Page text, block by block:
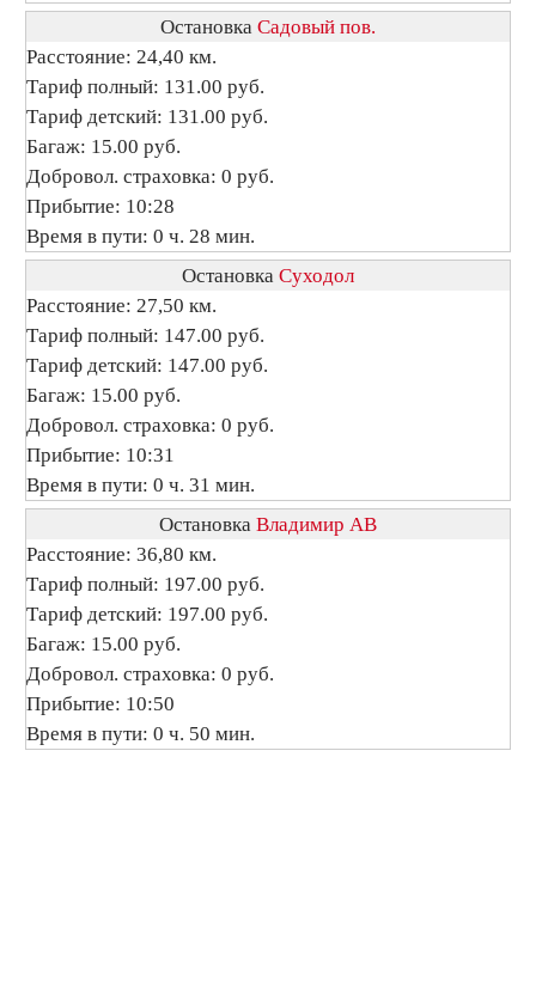
Остановка Садовый пов.
Расстояние: 24,40 км.
Тариф полный: 131.00 руб.
Тариф детский: 131.00 руб.
Багаж: 15.00 руб.
Добровол. страховка: 0 руб.
Прибытие: 10:28
Время в пути: 0 ч. 28 мин.
Остановка Суходол
Расстояние: 27,50 км.
Тариф полный: 147.00 руб.
Тариф детский: 147.00 руб.
Багаж: 15.00 руб.
Добровол. страховка: 0 руб.
Прибытие: 10:31
Время в пути: 0 ч. 31 мин.
Остановка Владимир АВ
Расстояние: 36,80 км.
Тариф полный: 197.00 руб.
Тариф детский: 197.00 руб.
Багаж: 15.00 руб.
Добровол. страховка: 0 руб.
Прибытие: 10:50
Время в пути: 0 ч. 50 мин.